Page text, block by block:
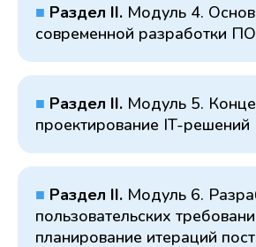
■ Раздел II. Модуль 4.
современной разработки
■ Раздел II. Модуль 5.
проектирование IT-решений
■ Раздел II. Модуль 6.
пользовательских
планирование итераций